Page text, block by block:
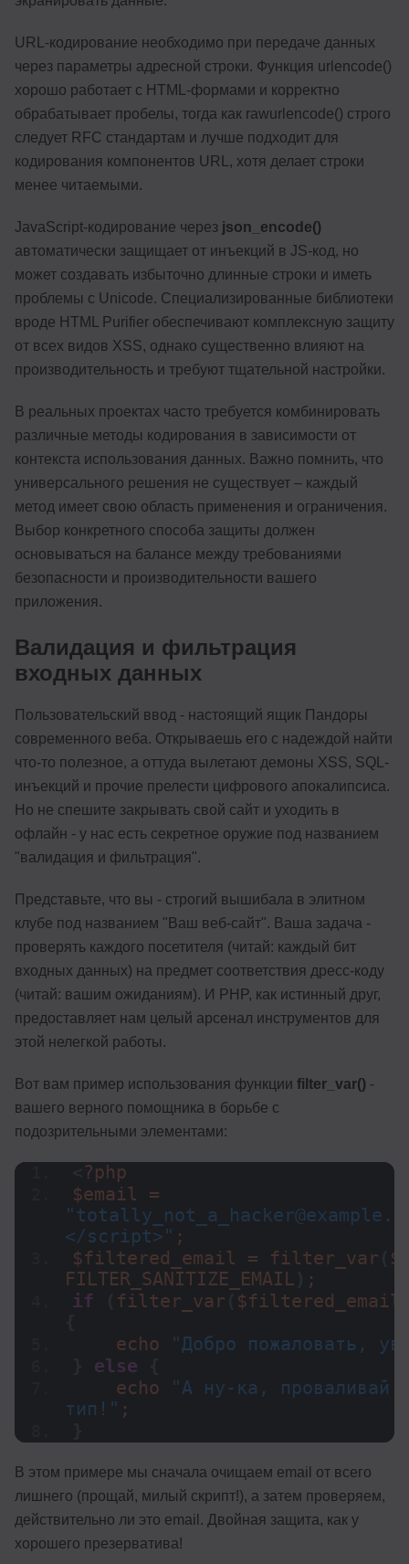
URL-кодирование необходимо при передаче данных
через параметры адресной строки. Функция urlencode()
хорошо работает с HTML-формами и корректно
обрабатывает пробелы, тогда как rawurlencode() строго
следует RFC стандартам и лучше подходит для
кодирования компонентов URL, хотя делает строки
менее читаемыми.
JavaScript-кодирование через json_encode()
автоматически защищает от инъекций в JS-код, но
может создавать избыточно длинные строки и иметь
проблемы с Unicode. Специализированные библиотеки
вроде HTML Purifier обеспечивают комплексную защиту
от всех видов XSS, однако существенно влияют на
производительность и требуют тщательной настройки.
В реальных проектах часто требуется комбинировать
различные методы кодирования в зависимости от
контекста использования данных. Важно помнить, что
универсального решения не существует – каждый
метод имеет свою область применения и ограничения.
Выбор конкретного способа защиты должен
основываться на балансе между требованиями
безопасности и производительности вашего
приложения.
Валидация и фильтрация
входных данных
Пользовательский ввод - настоящий ящик Пандоры
современного веба. Открываешь его с надеждой найти
что-то полезное, а оттуда вылетают демоны XSS, SQL-
инъекций и прочие прелести цифрового апокалипсиса.
Но не спешите закрывать свой сайт и уходить в
офлайн - у нас есть секретное оружие под названием
"валидация и фильтрация".
Представьте, что вы - строгий вышибала в элитном
клубе под названием "Ваш веб-сайт". Ваша задача -
проверять каждого посетителя (читай: каждый бит
входных данных) на предмет соответствия дресс-коду
(читай: вашим ожиданиям). И PHP, как истинный друг,
предоставляет нам целый арсенал инструментов для
этой нелегкой работы.
Вот вам пример использования функции filter_var() -
вашего верного помощника в борьбе с
подозрительными элементами:
?php
</script>" ;
$filtered_email = filter_var
FILTER_SANITIZE_EMAIL
;
if
filter_var
$filtered_email,
    echo
"Добро пожаловать,
else
    echo
"А ну-ка, проваливай
тип!" ;
В этом примере мы сначала очищаем email от всего
лишнего (прощай, милый скрипт!), а затем проверяем,
действительно ли это email. Двойная защита, как у
хорошего презерватива!